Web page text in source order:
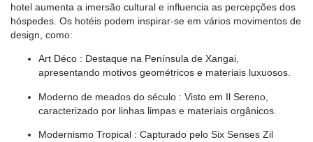
hotel aumenta a imersão cultural e influencia as percepções dos
hóspedes. Os hotéis podem inspirar-se em vários movimentos de
design, como:
Art Déco : Destaque na Península de Xangai,
apresentando motivos geométricos e materiais luxuosos.
Moderno de meados do século : Visto em Il Sereno,
caracterizado por linhas limpas e materiais orgânicos.
Modernismo Tropical : Capturado pelo Six Senses Zil